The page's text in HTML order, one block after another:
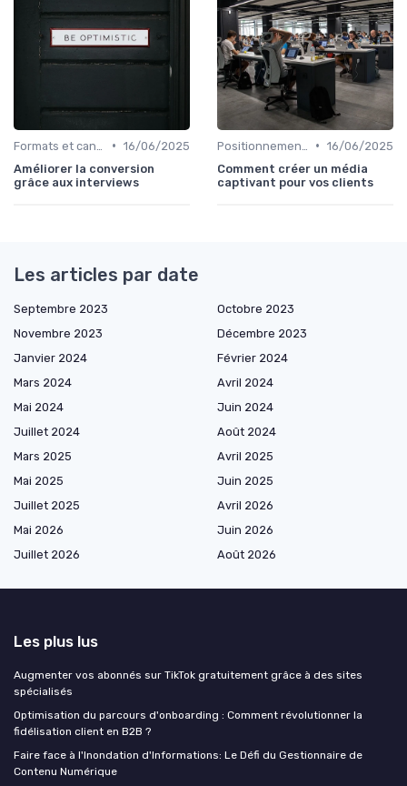
• 16/06/2025
Améliorer la conversion
grâce aux interviews
• 16/06/2025
Comment créer un média
captivant pour vos clients
Les articles par date
Septembre 2023
Octobre 2023
Novembre 2023
Décembre 2023
Janvier 2024
Février 2024
Mars 2024
Avril 2024
Mai 2024
Juin 2024
Juillet 2024
Août 2024
Mars 2025
Avril 2025
Mai 2025
Juin 2025
Juillet 2025
Avril 2026
Mai 2026
Juin 2026
Juillet 2026
Août 2026
Les plus lus
Augmenter vos abonnés sur TikTok gratuitement grâce à des sites
spécialisés
Optimisation du parcours d'onboarding : Comment révolutionner la
fidélisation client en B2B ?
Faire face à l'Inondation d'Informations: Le Défi du Gestionnaire de
Contenu Numérique